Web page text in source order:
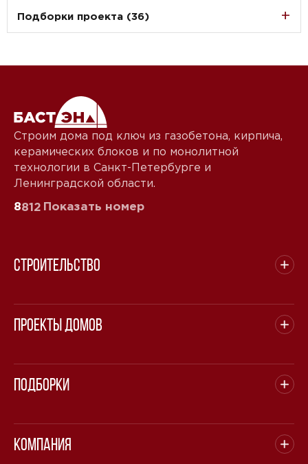
Подборки проекта (36)
Строим дома под ключ из газобетона, кирпича,
керамических блоков и по монолитной
технологии в Санкт-Петербурге и
Ленинградской области.
8812 Показать номер
Строительство
Проекты домов
Подборки
Компания